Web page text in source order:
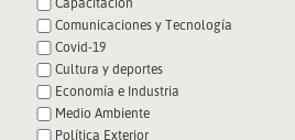
Comunicaciones y Tecnología
Covid-19
Cultura y deportes
Economía e Industria
Medio Ambiente
Política Exterior